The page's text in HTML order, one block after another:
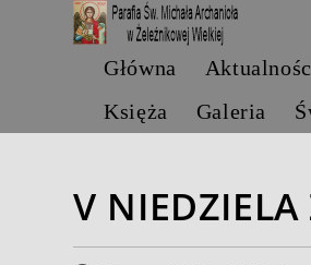
Główna
Księża
Galeria
V